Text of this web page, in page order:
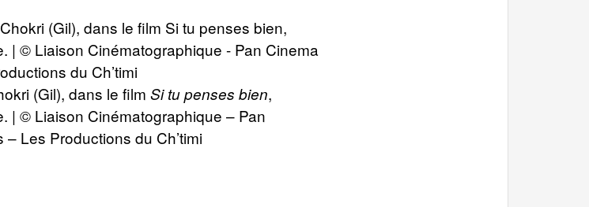
(Gil), dans le film Si tu penses bien,
| © Liaison Cinématographique – Pan
Les Productions du Ch’timi